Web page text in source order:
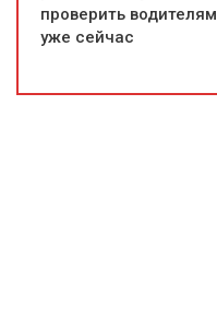
проверить водителям
уже сейчас